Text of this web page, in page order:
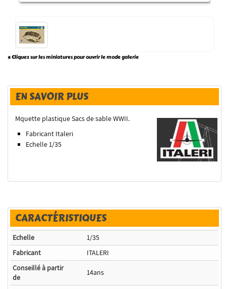
* Cliquez sur les miniatures pour ouvrir le mode galerie
EN SAVOIR PLUS
Mquette plastique Sacs de sable WWII.
Fabricant Italeri
Echelle 1/35
CARACTÉRISTIQUES
Echelle
1/35
Fabricant
ITALERI
Conseillé à partir
de
14ans